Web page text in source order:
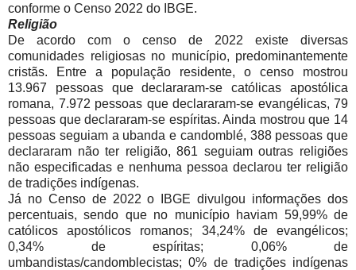
conforme o Censo 2022 do IBGE.
Religião
De acordo com o censo de 2022 existe diversas
comunidades religiosas no município, predominantemente
cristãs. Entre a população residente, o censo mostrou
13.967 pessoas que declararam-se católicas apostólica
romana, 7.972 pessoas que declararam-se evangélicas, 79
pessoas que declararam-se espíritas. Ainda mostrou que 14
pessoas seguiam a ubanda e candomblé, 388 pessoas que
declararam não ter religião, 861 seguiam outras religiões
não especificadas e nenhuma pessoa declarou ter religião
de tradições indígenas.
Já no Censo de 2022 o IBGE divulgou informações dos
percentuais, sendo que no município haviam 59,99% de
católicos apostólicos romanos; 34,24% de evangélicos;
0,34% de espíritas; 0,06% de
umbandistas/candomblecistas; 0% de tradições indígenas